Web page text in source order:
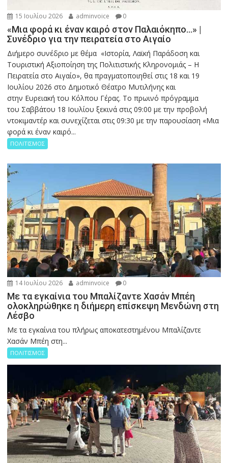
15 Ιουλίου 2026 adminvoice 0
«Μια φορά κι έναν καιρό στον Παλαιόκηπο…» |
Συνέδριο για την πειρατεία στο Αιγαίο
Διήμερο συνέδριο με θέμα «Ιστορία, Λαϊκή Παράδοση και
Τουριστική Αξιοποίηση της Πολιτιστικής Κληρονομιάς – Η
Πειρατεία στο Αιγαίο», θα πραγματοποιηθεί στις 18 και 19
Ιουλίου 2026 στο Δημοτικό Θέατρο Μυτιλήνης και
στην Ευρειακή του Κόλπου Γέρας. Το πρωινό πρόγραμμα
του Σαββάτου 18 Ιουλίου ξεκινά στις 09:00 με την προβολή
ντοκιμαντέρ και συνεχίζεται στις 09:30 με την παρουσίαση «Μια
φορά κι έναν καιρό...
ΠΟΛΙΤΙΣΜΟΣ
14 Ιουλίου 2026 adminvoice 0
Με τα εγκαίνια του Μπαλίζαντε Χασάν Μπέη
ολοκληρώθηκε η διήμερη επίσκεψη Μενδώνη στη
Λέσβο
Με τα εγκαίνια του πλήρως αποκατεστημένου Μπαλίζαντε
Χασάν Μπέη στη...
ΠΟΛΙΤΙΣΜΟΣ